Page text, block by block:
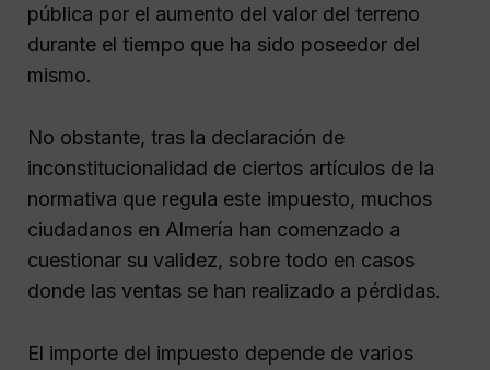
pública por el aumento del valor del terreno
durante el tiempo que ha sido poseedor del
mismo.
No obstante, tras la declaración de
inconstitucionalidad de ciertos artículos de la
normativa que regula este impuesto, muchos
ciudadanos en Almería han comenzado a
cuestionar su validez, sobre todo en casos
donde las ventas se han realizado a pérdidas.
El importe del impuesto depende de varios